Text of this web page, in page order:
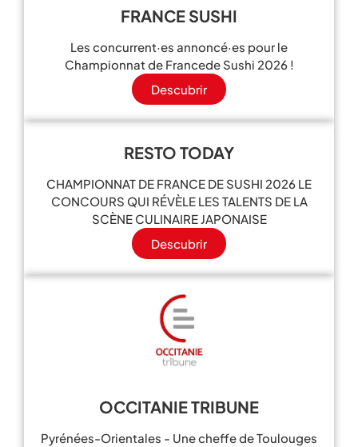
FRANCE SUSHI
Les concurrent·es annoncé·es pour le
Championnat de Francede Sushi 2026 !
Descubrir
RESTO TODAY
CHAMPIONNAT DE FRANCE DE SUSHI 2026 LE
CONCOURS QUI RÉVÈLE LES TALENTS DE LA
SCÈNE CULINAIRE JAPONAISE
Descubrir
OCCITANIE TRIBUNE
Pyrénées-Orientales - Une cheffe de Toulouges